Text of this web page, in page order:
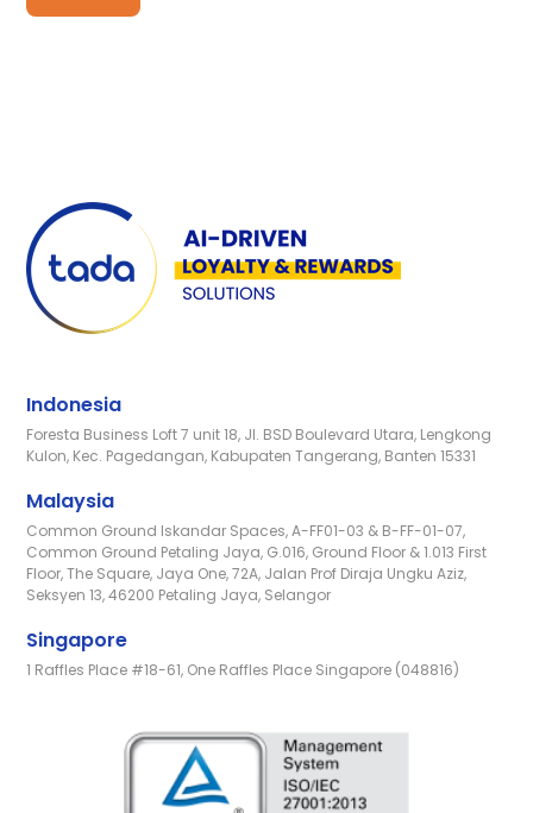
Indonesia
Foresta Business Loft 7 unit 18, Jl. BSD Boulevard Utara, Lengkong
Kulon, Kec. Pagedangan, Kabupaten Tangerang, Banten 15331
Malaysia
Common Ground Iskandar Spaces, A-FF01-03 & B-FF-01-07,
Common Ground Petaling Jaya, G.016, Ground Floor & 1.013 First
Floor, The Square, Jaya One, 72A, Jalan Prof Diraja Ungku Aziz,
Seksyen 13, 46200 Petaling Jaya, Selangor
Singapore
1 Raffles Place #18-61, One Raffles Place Singapore (048816)